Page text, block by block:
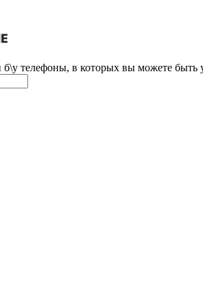
телефоны, в которых вы можете быть